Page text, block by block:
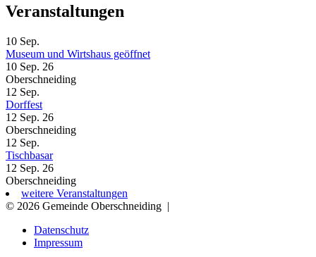
Veranstaltungen
10 Sep.
Museum und Wirtshaus geöffnet
10 Sep. 26
Oberschneiding
12 Sep.
Dorffest
12 Sep. 26
Oberschneiding
12 Sep.
Tischbasar
12 Sep. 26
Oberschneiding
weitere Veranstaltungen
© 2026 Gemeinde Oberschneiding |
Datenschutz
Impressum